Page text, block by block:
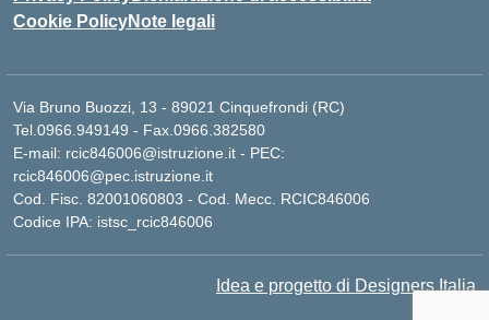
Cookie PolicyNote legali
Via Bruno Buozzi, 13 - 89021 Cinquefrondi (RC)
Tel.0966.949149 - Fax.0966.382580
E-mail: rcic846006@istruzione.it - PEC:
rcic846006@pec.istruzione.it
Cod. Fisc. 82001060803 - Cod. Mecc. RCIC846006
Codice IPA: istsc_rcic846006
Idea e progetto di Designers Italia